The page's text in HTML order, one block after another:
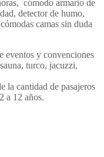
cómodo armario de
detector de humo,
camas sin duda
eventos y convenciones
turco, jacuzzi,
la cantidad de pasajeros
a 12 años.